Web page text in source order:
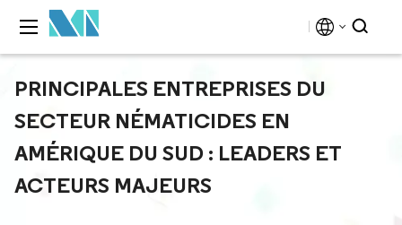
PRINCIPALES ENTREPRISES DU
SECTEUR NÉMATICIDES EN
AMÉRIQUE DU SUD : LEADERS ET
ACTEURS MAJEURS